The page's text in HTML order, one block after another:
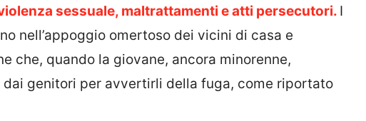
sessuale, maltrattamenti e atti persecutori. I
nell’appoggio omertoso dei vicini di casa e
che, quando la giovane, ancora minorenne,
genitori per avvertirli della fuga, come riportato